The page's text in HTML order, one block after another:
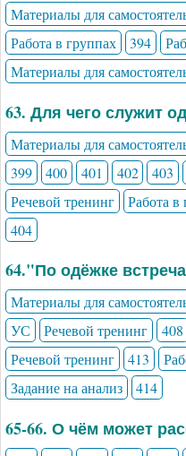
Материалы для
Работа в группах
394
Материалы для
63. Для чего служит
Материалы для
399
400 401 402 403
Речевой тренинг
Работа в
404
64."По одёжке
Материалы для
УС
Речевой тренинг 408
Речевой тренинг
413
Задание на анализ
414
65-66. О чём может